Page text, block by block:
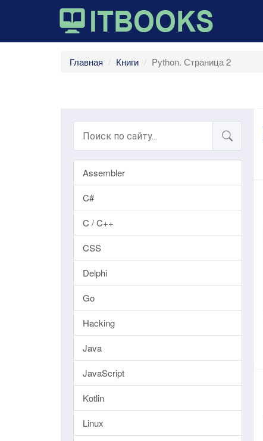
Главная Книги Python. Страница 2
Assembler
C#
C / C++
CSS
Delphi
Go
Hacking
Java
JavaScript
Kotlin
Linux